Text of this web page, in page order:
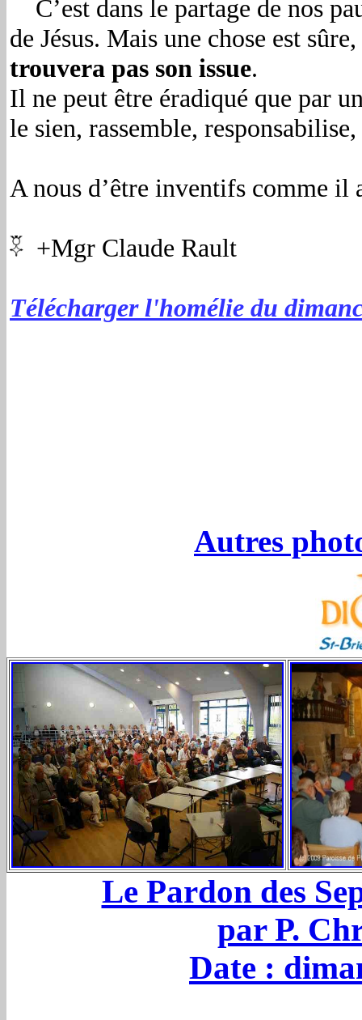
C’est dans le partage de nos
de Jésus. Mais une chose est sûre,
trouvera pas son issue.
Il ne peut être éradiqué que par
le sien, rassemble, responsabilise,
A nous d’être inventifs comme il
+Mgr Claude Rault
Télécharger l'homélie du
Autres
Le Pardon des
par P.
Date :